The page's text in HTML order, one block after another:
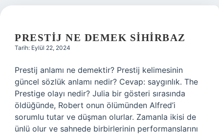
PRESTIJ NE DEMEK SIHIRBAZ
Tarih: Eylül 22, 2024
Prestij anlamı ne demektir? Prestij kelimesinin
güncel sözlük anlamı nedir? Cevap: saygınlık. The
Prestige olayı nedir? Julia bir gösteri sırasında
öldüğünde, Robert onun ölümünden Alfred’i
sorumlu tutar ve düşman olurlar. Zamanla ikisi de
ünlü olur ve sahnede birbirlerinin performanslarını